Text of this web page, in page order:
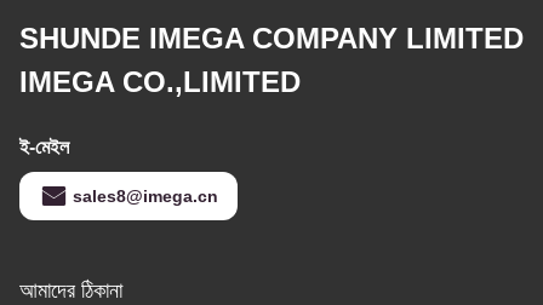
SHUNDE IMEGA COMPANY LIMITED
IMEGA CO.,LIMITED
ই-মেইল
sales8@imega.cn
আমাদের ঠিকানা